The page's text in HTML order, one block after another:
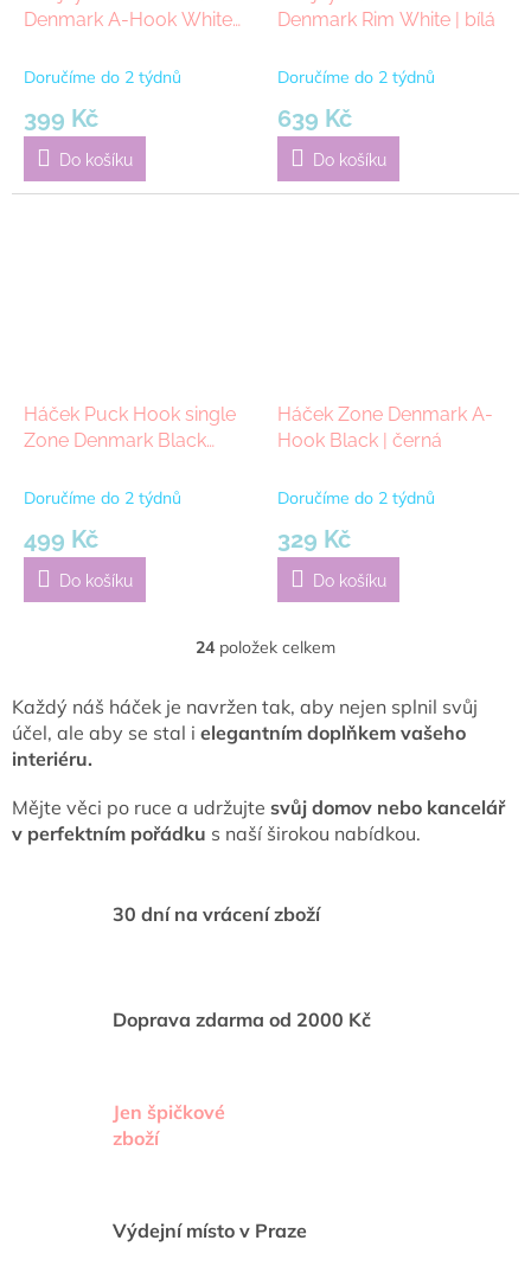
Denmark A-Hook White
Doručíme do 2 týdnů
399 Kč
Do košíku
Denmark Rim White | bílá
Doručíme do 2 týdnů
639 Kč
Do košíku
Háček Puck Hook single
Zone Denmark Black
Doručíme do 2 týdnů
499 Kč
Do košíku
Háček Zone Denmark A-
Hook Black | černá
Doručíme do 2 týdnů
329 Kč
Do košíku
O
l
á
d
í
p
k
y
24položek celkem
Každý náš háček je navržen tak, aby nejen splnil svůj
účel, ale aby se stal i elegantním doplňkem vašeho
interiéru.
Mějte věci po ruce a udržujte svůj domov nebo kancelář
v perfektním pořádku s naší širokou nabídkou.
30 dní na vrácení zboží
Doprava zdarma od 2000 Kč
Jen špičkové
zboží
Výdejní místo v Praze